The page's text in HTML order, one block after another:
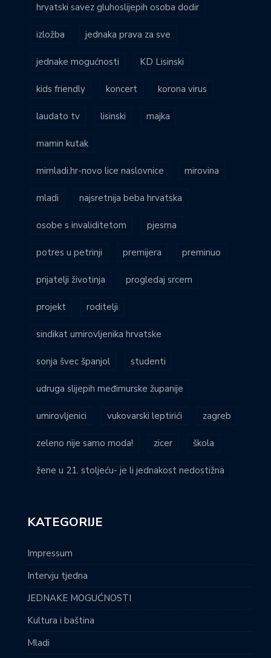
hrvatski savez gluhoslijepih osoba dodir
izložba jednaka prava za sve
jednake mogućnosti KD Lisinski
kids friendly koncert korona virus
laudato tv lisinski majka
mamin kutak
mimladi.hr-novo lice naslovnice mirovina
mladi najsretnija beba hrvatska
osobe s invaliditetom pjesma
potres u petrinji premijera preminuo
prijatelji životinja progledaj srcem
projekt roditelji
sindikat umirovljenika hrvatske
sonja švec španjol studenti
udruga slijepih međimurske županije
umirovljenici vukovarski leptirići zagreb
zeleno nije samo moda! zicer škola
žene u 21. stoljeću- je li jednakost nedostižna
KATEGORIJE
Impressum
Intervju tjedna
JEDNAKE MOGUĆNOSTI
Kultura i baština
Mladi